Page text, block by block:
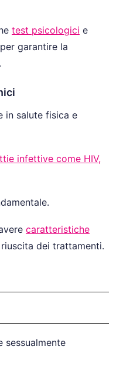
test psicologici e
garantire la
in salute fisica e
infettive come HIV,
caratteristiche
dei trattamenti.
sessualmente